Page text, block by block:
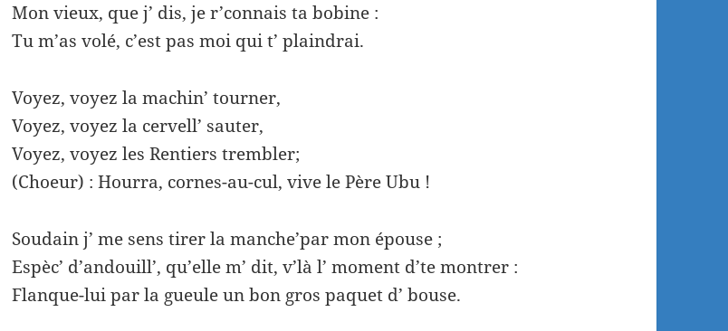
Mon vieux, que j’ dis, je r’connais ta bobine :
Tu m’as volé, c’est pas moi qui t’ plaindrai.
Voyez, voyez la machin’ tourner,
Voyez, voyez la cervell’ sauter,
Voyez, voyez les Rentiers trembler;
(Choeur) : Hourra, cornes-au-cul, vive le Père Ubu !
Soudain j’ me sens tirer la manche’par mon épouse ;
Espèc’ d’andouill’, qu’elle m’ dit, v’là l’ moment d’te montrer :
Flanque-lui par la gueule un bon gros paquet d’ bouse.